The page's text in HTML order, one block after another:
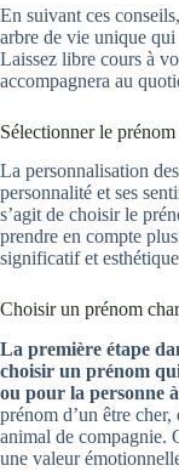
En suivant ces
arbre de vie unique
Laissez libre cours à
accompagnera au
Sélectionner le
La personnalisation
personnalité et ses
s’agit de choisir le
prendre en compte
significatif et
Choisir un prénom
La première étape
choisir un prénom
ou pour la personne
prénom d’un être cher,
animal de compagnie.
une valeur